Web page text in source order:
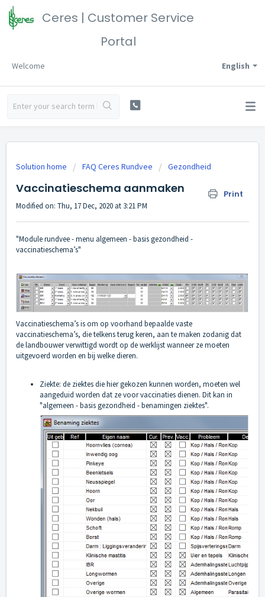
Ceres | Customer Service
Portal
English
Welcome
Solution home FAQ Ceres Rundvee Gezondheid
Vaccinatieschema aanmaken Print
Modified on: Thu, 17 Dec, 2020 at 3:21 PM
"Module rundvee - menu algemeen - basis gezondheid -
vaccinatieschema’s"
Vaccinatieschema’s is om op voorhand bepaalde vaste
vaccinatieschema’s, die telkens terug keren, aan te maken zodanig dat
de landbouwer verwittigd wordt op de werklijst wanneer ze moeten
uitgevoerd worden en bij welke dieren.
Ziekte: de ziektes die hier gekozen kunnen worden, moeten wel
aangeduid worden dat ze voor vaccinaties dienen. Dit kan in
"algemeen - basis gezondheid - benamingen ziektes".